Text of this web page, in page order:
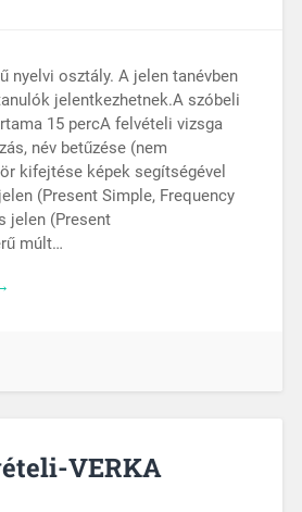
nyelvi osztály. A jelen tanévben
jelentkezhetnek.A szóbeli
15 percA felvételi vizsga
név betűzése (nem
kifejtése képek segítségével
(Present Simple, Frequency
jelen (Present
múlt…
VERKA